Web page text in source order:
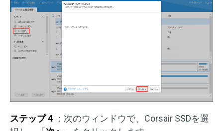
ステップ４ ：次のウィンドウで、Corsair SSDを選